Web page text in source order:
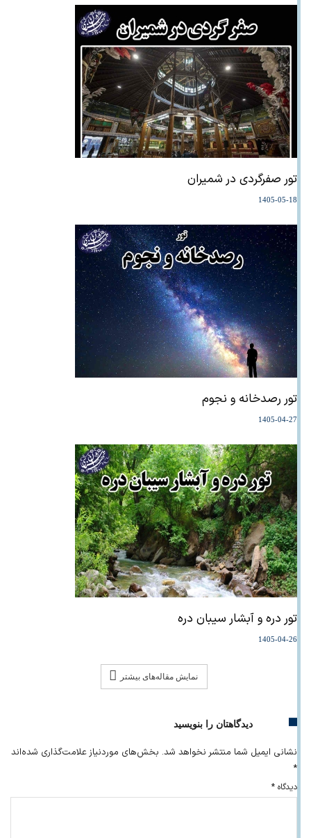
تور صفرگردی در شمیران
1405-05-18
تور رصدخانه و نجوم
1405-04-27
تور دره و آبشار سیبان دره
1405-04-26
نمایش مقاله‌های بیشتر
دیدگاهتان را بنویسید
نشانی ایمیل شما منتشر نخواهد شد. بخش‌های موردنیاز علامت‌گذاری شده‌اند
*
دیدگاه *